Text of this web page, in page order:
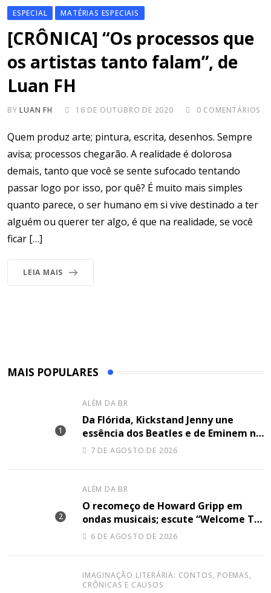
ESPECIAL MATÉRIAS ESPECIAIS
[CRÔNICA] “Os processos que
os artistas tanto falam”, de
Luan FH
BYLUAN FH 16 DE OUTUBRO DE 2020 0 COMENTÁRIOS
Quem produz arte; pintura, escrita, desenhos. Sempre
avisa; processos chegarão. A realidade é dolorosa
demais, tanto que você se sente sufocado tentando
passar logo por isso, por quê? É muito mais simples
quanto parece, o ser humano em si vive destinado a ter
alguém ou querer ter algo, é que na realidade, se você
ficar […]
LEIA MAIS
MAIS POPULARES
ALÉM DA BR
Da Flórida, Kickstand Jenny une
essência dos Beatles e de Eminem na
canção “Lose Together”
7 DE AGOSTO DE 2026
ALÉM DA BR
O recomeço de Howard Gripp em
ondas musicais; escute “Welcome To
Your Life”
6 DE AGOSTO DE 2026
IMAGINAÇÃO LITERÁRIA: CONTOS, POEMAS,
CRÔNICAS E CAUSOS